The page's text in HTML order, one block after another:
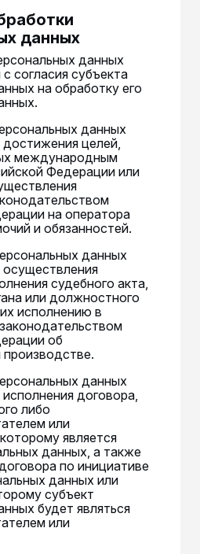
данных
данных
согласия субъекта
на обработку его
данных
целей,
международным
Федерации или
на оператора
и обязанностей.
данных
судебного акта,
или должностного
исполнению в
об
данных
договора,
либо
или
является
данных, а также
по инициативе
данных или
субъект
будет являться
или